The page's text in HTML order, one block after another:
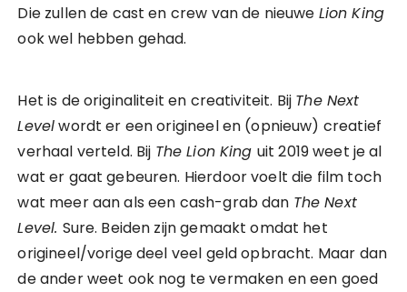
Die zullen de cast en crew van de nieuwe Lion King
ook wel hebben gehad.
Het is de originaliteit en creativiteit. Bij The Next
Levelwordt er een origineel en (opnieuw) creatief
verhaal verteld. Bij The Lion King uit 2019 weet je al
wat er gaat gebeuren. Hierdoor voelt die film toch
wat meer aan als een cash-grab dan The Next
Level. Sure. Beiden zijn gemaakt omdat het
origineel/vorige deel veel geld opbracht. Maar dan
de ander weet ook nog te vermaken en een goed